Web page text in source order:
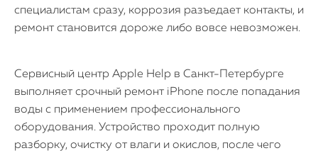
специалистам сразу, коррозия разъедает контакты, и
ремонт становится дороже либо вовсе невозможен.
Сервисный центр Apple Help в Санкт-Петербурге
выполняет срочный ремонт iPhone после попадания
воды с применением профессионального
оборудования. Устройство проходит полную
разборку, очистку от влаги и окислов, после чего